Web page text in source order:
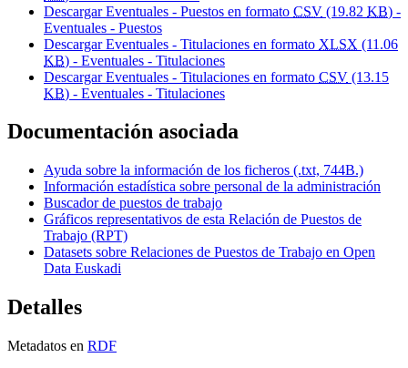
Descargar Eventuales - Puestos en formato CSV (19.82 KB) -
Eventuales - Puestos
Descargar Eventuales - Titulaciones en formato XLSX (11.06
KB) - Eventuales - Titulaciones
Descargar Eventuales - Titulaciones en formato CSV (13.15
KB) - Eventuales - Titulaciones
Documentación asociada
Ayuda sobre la información de los ficheros (.txt, 744B.)
Información estadística sobre personal de la administración
Buscador de puestos de trabajo
Gráficos representativos de esta Relación de Puestos de
Trabajo (RPT)
Datasets sobre Relaciones de Puestos de Trabajo en Open
Data Euskadi
Detalles
Metadatos en RDF